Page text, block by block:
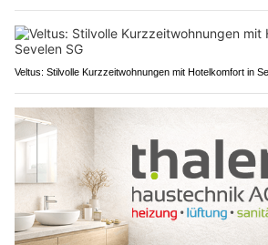
Veltus: Stilvolle Kurzzeitwohnungen mit Hotelkomfort in